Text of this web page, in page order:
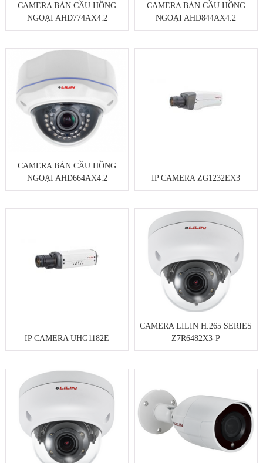
CAMERA BÁN CẦU HỒNG
NGOẠI AHD774AX4.2
CAMERA BÁN CẦU HỒNG
NGOẠI AHD844AX4.2
CAMERA BÁN CẦU HỒNG
NGOẠI AHD664AX4.2
IP CAMERA ZG1232EX3
IP CAMERA UHG1182E
CAMERA LILIN H.265 SERIES
Z7R6482X3-P